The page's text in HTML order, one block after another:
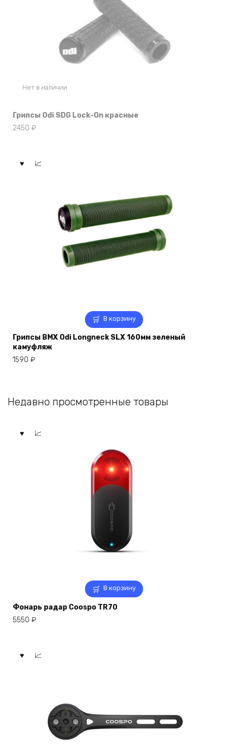
Нет в наличии
Грипсы Odi SDG Lock-On красные
2450 ₽
В корзину
Грипсы BMX Odi Longneck SLX 160мм зеленый
камуфляж
1590 ₽
Недавно просмотренные товары
В корзину
Фонарь радар Coospo TR70
5550 ₽